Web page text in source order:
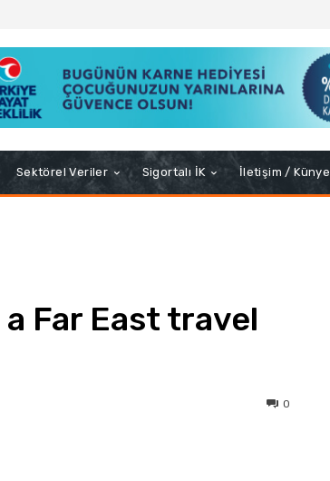
Sektörel Veriler Sigortalı İK İletişim / Künye
Far East travel
0